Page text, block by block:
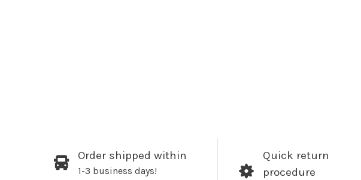
Order shipped within
1-3 business days!
Quick return
procedure